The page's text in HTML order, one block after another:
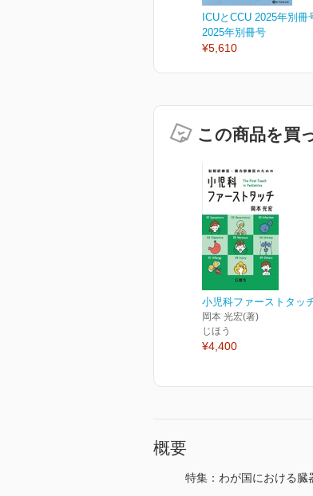
ICUとCCU 2025年別冊
2025年別冊号
¥5,610
この商品を買
小児科ファーストタッ
岡本 光宏(著)
じほう
¥4,400
概要
特集：わが国における